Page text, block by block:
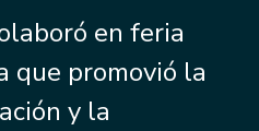
en feria
que promovió la
y la